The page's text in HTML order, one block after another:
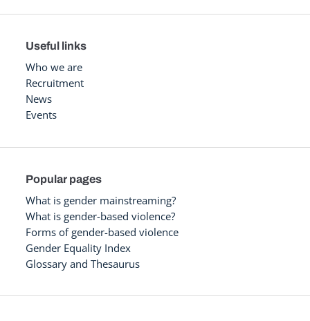
Useful links
Who we are
Recruitment
News
Events
Popular pages
What is gender mainstreaming?
What is gender-based violence?
Forms of gender-based violence
Gender Equality Index
Glossary and Thesaurus